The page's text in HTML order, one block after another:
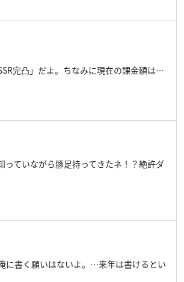
完凸」だよ。ちなみに現在の課金額は…
っていながら豚足持ってきたネ！？絶許ダ
書く願いはないよ。…来年は書けるとい